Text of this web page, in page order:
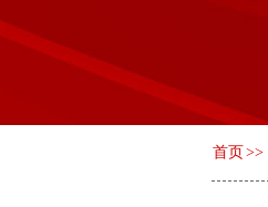
首页 >>